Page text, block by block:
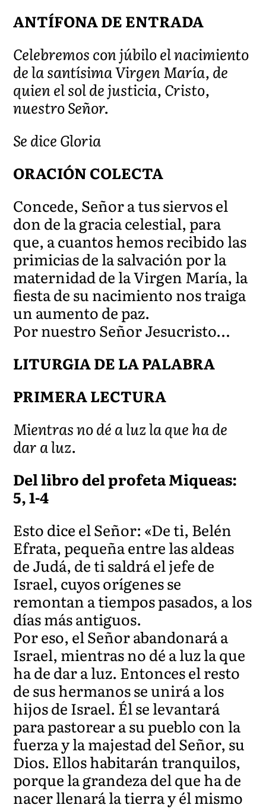
ANTÍFONA DE ENTRADA
Celebremos con júbilo el nacimiento
de la santísima Virgen María, de
quien el sol de justicia, Cristo,
nuestro Señor.
Se dice Gloria
ORACIÓN COLECTA
Concede, Señor a tus siervos el
don de la gracia celestial, para
que, a cuantos hemos recibido las
primicias de la salvación por la
maternidad de la Virgen María, la
fiesta de su nacimiento nos traiga
un aumento de paz.
Por nuestro Señor Jesucristo…
LITURGIA DE LA PALABRA
PRIMERA LECTURA
Mientras no dé a luz la que ha de
dar a luz.
Del libro del profeta Miqueas:
5, 1-4
Esto dice el Señor: «De ti, Belén
Efrata, pequeña entre las aldeas
de Judá, de ti saldrá el jefe de
Israel, cuyos orígenes se
remontan a tiempos pasados, a los
días más antiguos.
Por eso, el Señor abandonará a
Israel, mientras no dé a luz la que
ha de dar a luz. Entonces el resto
de sus hermanos se unirá a los
hijos de Israel. Él se levantará
para pastorear a su pueblo con la
fuerza y la majestad del Señor, su
Dios. Ellos habitarán tranquilos,
porque la grandeza del que ha de
nacer llenará la tierra y él mismo